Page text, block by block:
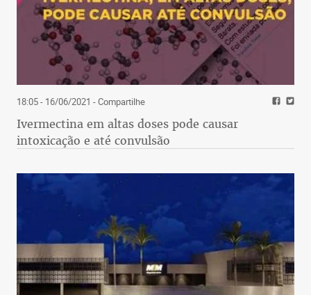
18:05 - 16/06/2021 - Compartilhe
Ivermectina em altas doses pode causar
intoxicação e até convulsão